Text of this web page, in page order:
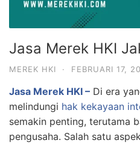
Jasa Merek HKI
MEREK HKI · FEBRUARI 17,
Jasa Merek HKI – Di era
melindungi hak kekayaan
semakin penting, terutama
pengusaha. Salah satu